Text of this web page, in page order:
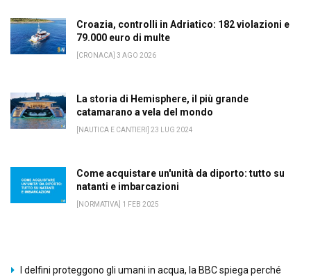
Croazia, controlli in Adriatico: 182 violazioni e
79.000 euro di multe
[CRONACA] 3 AGO 2026
La storia di Hemisphere, il più grande
catamarano a vela del mondo
[NAUTICA E CANTIERI] 23 LUG 2024
Come acquistare un'unità da diporto: tutto su
natanti e imbarcazioni
[NORMATIVA] 1 FEB 2025
I delfini proteggono gli umani in acqua, la BBC spiega perché